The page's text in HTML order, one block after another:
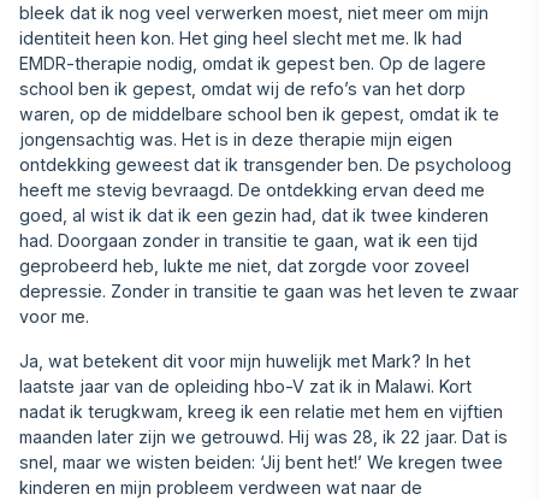
bleek dat ik nog veel verwerken moest, niet meer om mijn
identiteit heen kon. Het ging heel slecht met me. Ik had
EMDR-therapie nodig, omdat ik gepest ben. Op de lagere
school ben ik gepest, omdat wij de refo’s van het dorp
waren, op de middelbare school ben ik gepest, omdat ik te
jongensachtig was. Het is in deze therapie mijn eigen
ontdekking geweest dat ik transgender ben. De psycholoog
heeft me stevig bevraagd. De ontdekking ervan deed me
goed, al wist ik dat ik een gezin had, dat ik twee kinderen
had. Doorgaan zonder in transitie te gaan, wat ik een tijd
geprobeerd heb, lukte me niet, dat zorgde voor zoveel
depressie. Zonder in transitie te gaan was het leven te zwaar
voor me.
Ja, wat betekent dit voor mijn huwelijk met Mark? In het
laatste jaar van de opleiding hbo-V zat ik in Malawi. Kort
nadat ik terugkwam, kreeg ik een relatie met hem en vijftien
maanden later zijn we getrouwd. Hij was 28, ik 22 jaar. Dat is
snel, maar we wisten beiden: ‘Jij bent het!’ We kregen twee
kinderen en mijn probleem verdween wat naar de